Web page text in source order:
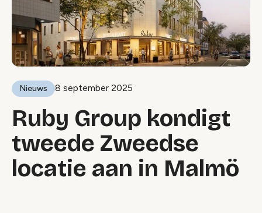
Nieuws 8 september 2025
Ruby Group kondigt
tweede Zweedse
locatie aan in Malmö